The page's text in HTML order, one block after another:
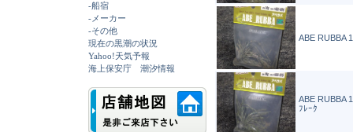
-船宿
-メーカー
-その他
現在の黒潮の状況
Yahoo!天気予報
海上保安庁 潮汐情報
ABE RUBBA
ABE RUBBA
ﾌﾚｰｸ